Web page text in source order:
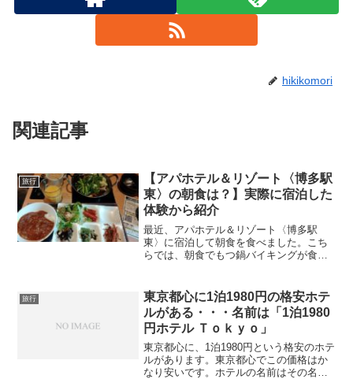
hikikomori
関連記事
旅行
【アパホテル＆リゾート〈博多駅
東〉の朝食は？】実際に宿泊した
体験から紹介
最近、アパホテル＆リゾート〈博多駅
東〉に宿泊して朝食を食べました。こち
らでは、朝食でもつ鍋バイキングが食べ
多駅東〉の朝食小皿に入ったもつ鍋の具
（もつ、鶏肉、ニラ、キャベ...
旅行
東京都心に1泊1980円の格安ホテ
ルがある・・・名前は「1泊1980
円ホテル Ｔｏｋｙｏ」
東京都心に、1泊1980円という格安のホテ
ルがあります。東京都心でこの価格はか
なり安いです。ホテルの名前はその名も